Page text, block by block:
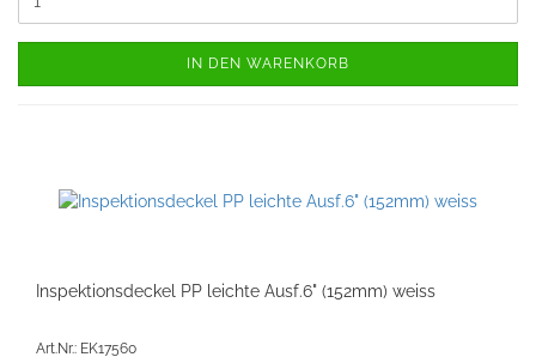
IN DEN WARENKORB
Inspektionsdeckel PP leichte Ausf.6" (152mm) weiss
Art.Nr.: EK17560